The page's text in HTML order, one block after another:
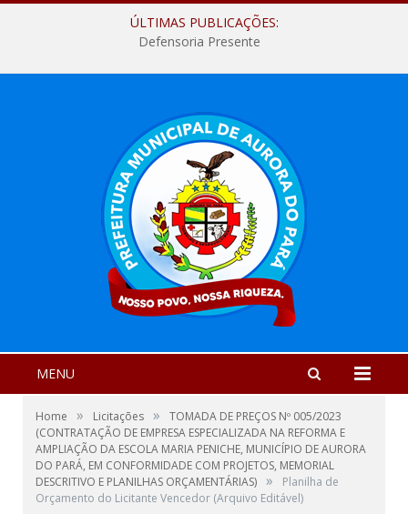
ÚLTIMAS PUBLICAÇÕES:
Defensoria Presente
MENU
Home » Licitações »
TOMADA DE PREÇOS Nº 005/2023
(CONTRATAÇÃO DE EMPRESA ESPECIALIZADA NA REFORMA E
AMPLIAÇÃO DA ESCOLA MARIA PENICHE, MUNICÍPIO DE AURORA
DO PARÁ, EM CONFORMIDADE COM PROJETOS, MEMORIAL
DESCRITIVO E PLANILHAS ORÇAMENTÁRIAS) »
Planilha de
Orçamento do Licitante Vencedor (Arquivo Editável)